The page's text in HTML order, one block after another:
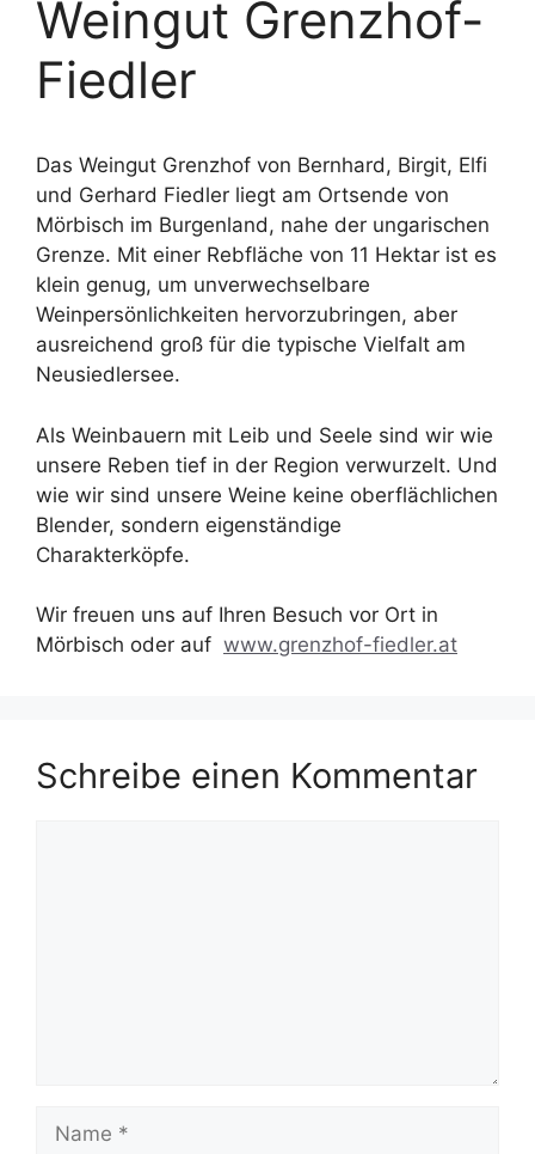
Weingut Grenzhof-
Fiedler
Das Weingut Grenzhof von Bernhard, Birgit, Elfi
und Gerhard Fiedler liegt am Ortsende von
Mörbisch im Burgenland, nahe der ungarischen
Grenze. Mit einer Rebfläche von 11 Hektar ist es
klein genug, um unverwechselbare
Weinpersönlichkeiten hervorzubringen, aber
ausreichend groß für die typische Vielfalt am
Neusiedlersee.
Als Weinbauern mit Leib und Seele sind wir wie
unsere Reben tief in der Region verwurzelt. Und
wie wir sind unsere Weine keine oberflächlichen
Blender, sondern eigenständige
Charakterköpfe.
Wir freuen uns auf Ihren Besuch vor Ort in
Mörbisch oder auf www.grenzhof-fiedler.at
Schreibe einen Kommentar
Name